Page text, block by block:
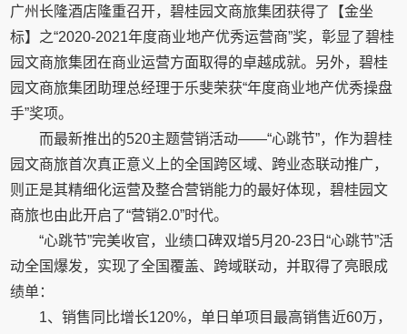
广州长隆酒店隆重召开，碧桂园文商旅集团获得了【金坐
标】之“2020-2021年度商业地产优秀运营商”奖，彰显了碧桂
园文商旅集团在商业运营方面取得的卓越成就。另外，碧桂
园文商旅集团助理总经理于乐斐荣获“年度商业地产优秀操盘
手”奖项。
而最新推出的520主题营销活动——“心跳节”，作为碧桂
园文商旅首次真正意义上的全国跨区域、跨业态联动推广，
则正是其精细化运营及整合营销能力的最好体现，碧桂园文
商旅也由此开启了“营销2.0”时代。
“心跳节”完美收官，业绩口碑双增5月20-23日“心跳节”活
动全国爆发，实现了全国覆盖、跨域联动，并取得了亮眼成
绩单：
1、销售同比增长120%，单日单项目最高销售近60万，